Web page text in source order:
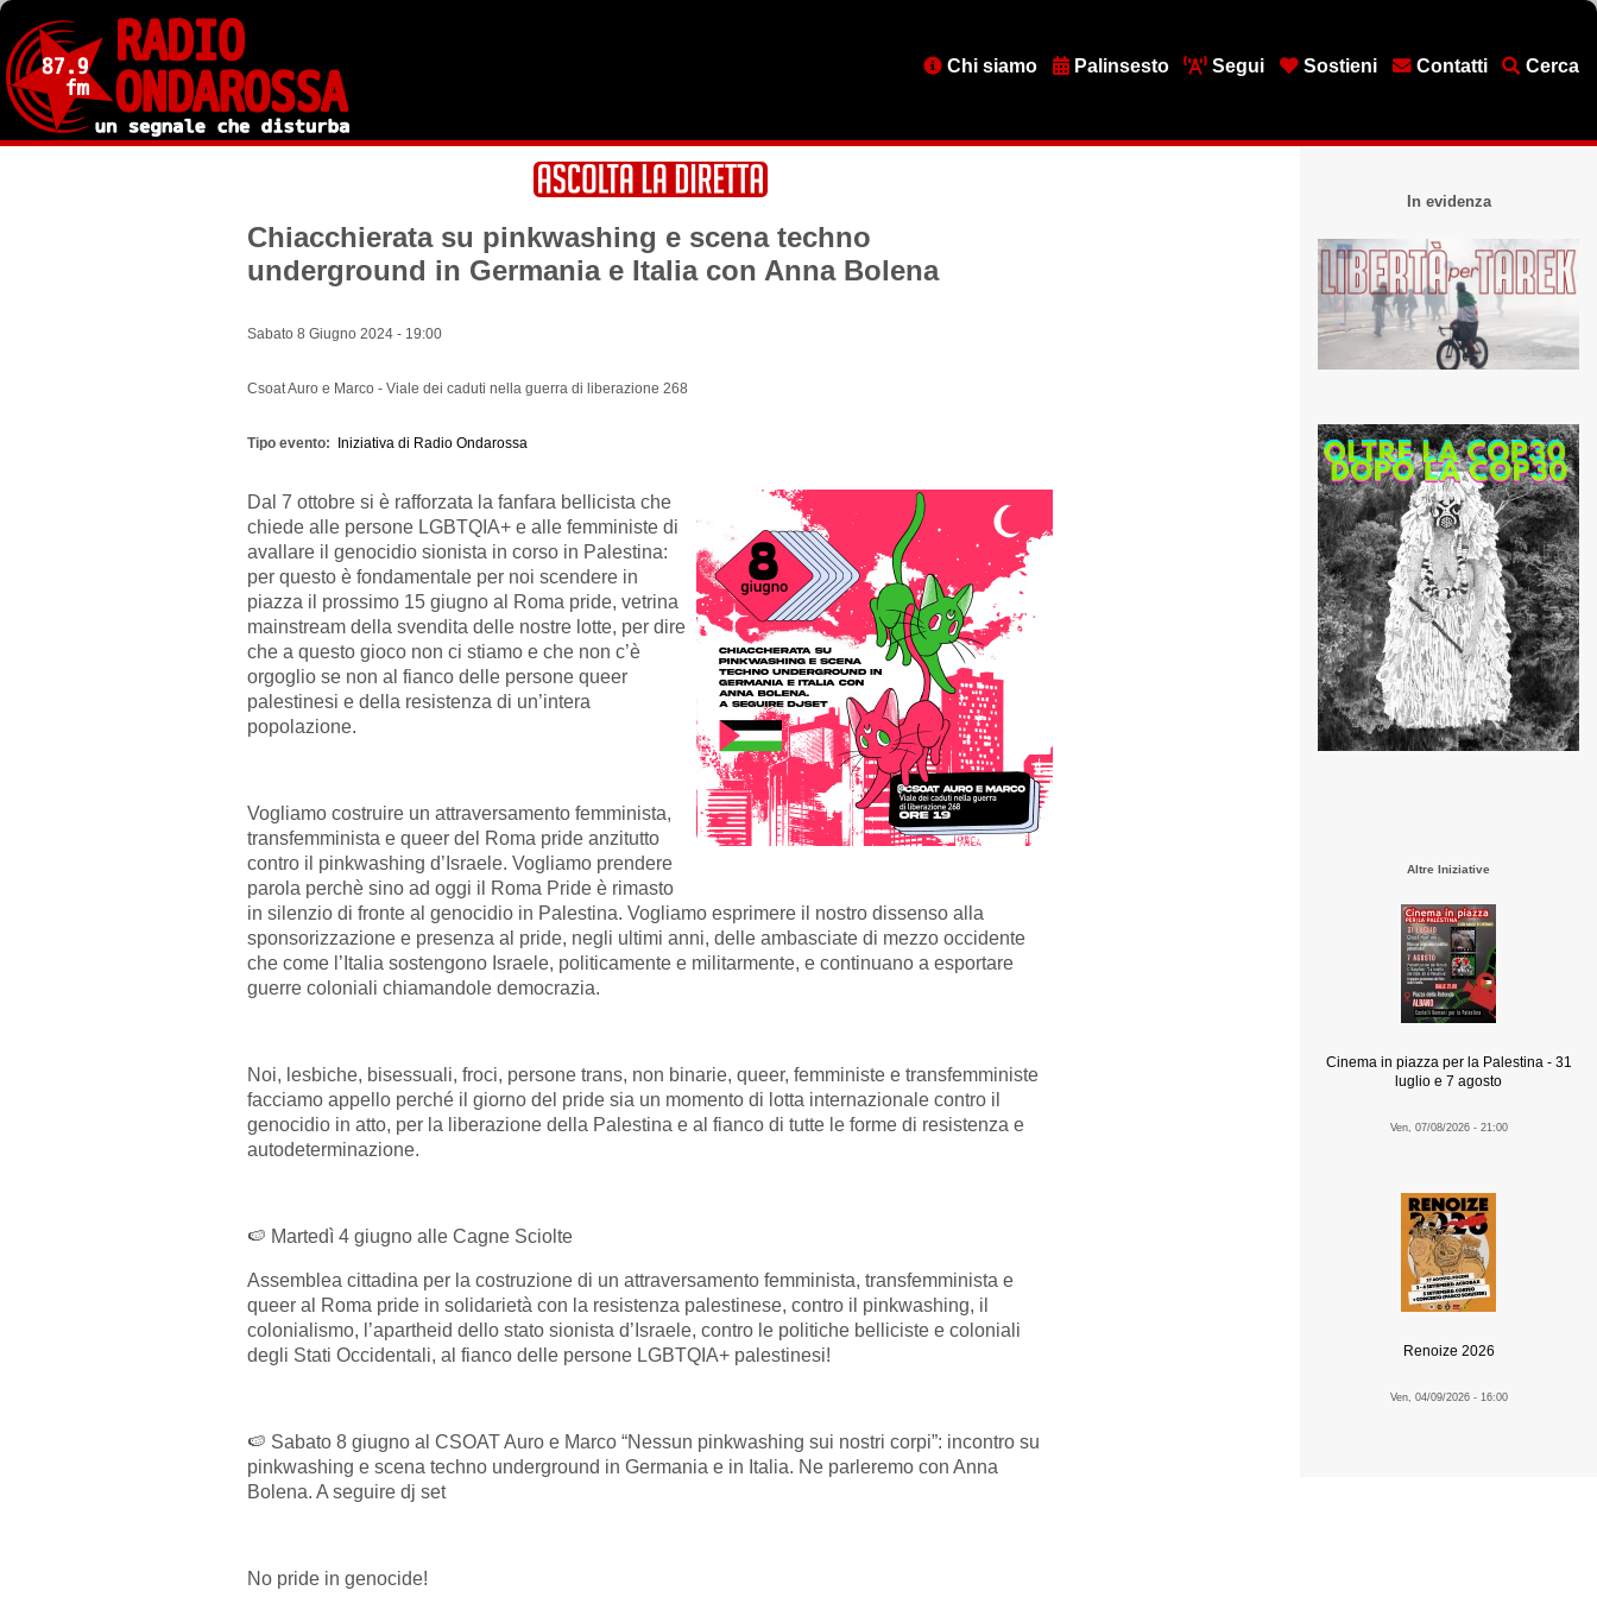
Salta
contenuto
principale
MenuChi siamo Palinsesto Segui Sostieni Contatti Cerca
Chiacchierata su pinkwashing e scena techno
underground in Germania e Italia con Anna Bolena
Sabato 8 Giugno 2024 - 19:00
Csoat Auro e Marco - Viale dei caduti nella guerra di liberazione 268
Tipo evento Iniziativa di Radio Ondarossa
Dal 7 ottobre si è rafforzata la fanfara bellicista che
chiede alle persone LGBTQIA+ e alle femministe di
avallare il genocidio sionista in corso in Palestina:
per questo è fondamentale per noi scendere in
piazza il prossimo 15 giugno al Roma pride, vetrina
mainstream della svendita delle nostre lotte, per dire
che a questo gioco non ci stiamo e che non c’è
orgoglio se non al fianco delle persone queer
palestinesi e della resistenza di un’intera
popolazione.
Vogliamo costruire un attraversamento femminista,
transfemminista e queer del Roma pride anzitutto
contro il pinkwashing d’Israele. Vogliamo prendere
parola perchè sino ad oggi il Roma Pride è rimasto
in silenzio di fronte al genocidio in Palestina. Vogliamo esprimere il nostro dissenso alla
sponsorizzazione e presenza al pride, negli ultimi anni, delle ambasciate di mezzo occidente
che come l’Italia sostengono Israele, politicamente e militarmente, e continuano a esportare
guerre coloniali chiamandole democrazia.
Noi, lesbiche, bisessuali, froci, persone trans, non binarie, queer, femministe e transfemministe
facciamo appello perché il giorno del pride sia un momento di lotta internazionale contro il
genocidio in atto, per la liberazione della Palestina e al fianco di tutte le forme di resistenza e
autodeterminazione.
🍉 Martedì 4 giugno alle Cagne Sciolte
Assemblea cittadina per la costruzione di un attraversamento femminista, transfemminista e
queer al Roma pride in solidarietà con la resistenza palestinese, contro il pinkwashing, il
colonialismo, l’apartheid dello stato sionista d’Israele, contro le politiche belliciste e coloniali
degli Stati Occidentali, al fianco delle persone LGBTQIA+ palestinesi!
🍉 Sabato 8 giugno al CSOAT Auro e Marco “Nessun pinkwashing sui nostri corpi”: incontro su
pinkwashing e scena techno underground in Germania e in Italia. Ne parleremo con Anna
Bolena. A seguire dj set
No pride in genocide!
In evidenza
Altre Iniziative
Cinema in piazza per la Palestina - 31
luglio e 7 agosto
Ven, 07/08/2026 - 21:00
Renoize 2026
Ven, 04/09/2026 - 16:00